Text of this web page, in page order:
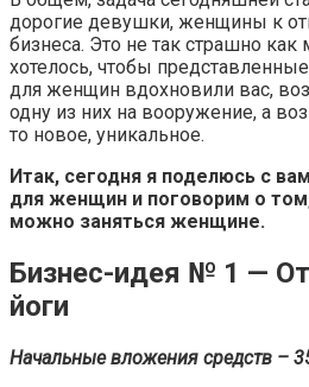
дорогие девушки, женщины к
бизнеса. Это не так страшно
хотелось, чтобы
для женщин вдохновили вас,
одну из них на вооружение, а
то новое, уникальное.
Итак, сегодня я поделюсь с
для женщин и поговорим о
можно заняться женщине.
Бизнес-идея № 1 —
йоги
Начальные вложения средств –